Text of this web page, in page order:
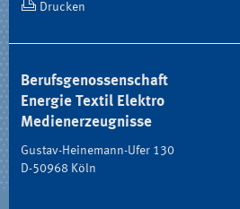
Drucken
Berufsgenossenschaft
Energie Textil Elektro
Medienerzeugnisse
Gustav-Heinemann-Ufer 130
D-50968 Köln